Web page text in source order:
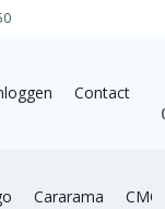
Contact
Cararama CMC